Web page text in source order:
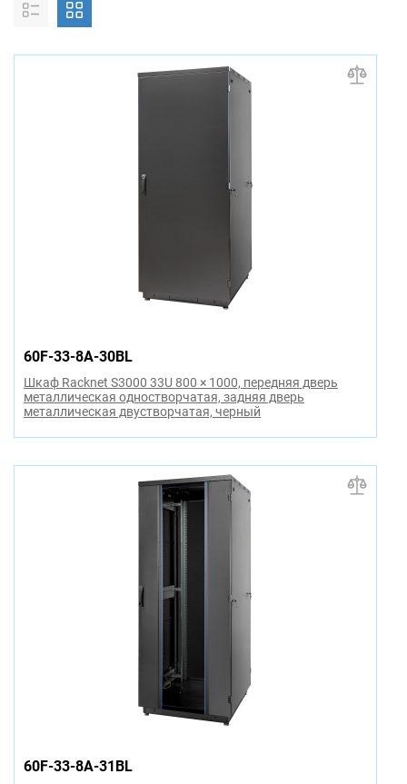
60F-33-8A-30BL
Шкаф Racknet S3000 33U 800 × 1000, передняя дверь
металлическая одностворчатая, задняя дверь
металлическая двустворчатая, черный
60F-33-8A-31BL